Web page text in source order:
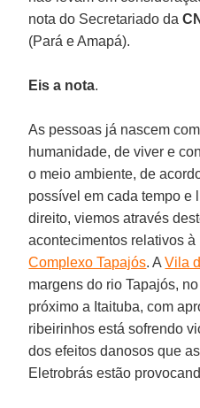
nota do Secretariado da
(Pará e Amapá).
Eis a nota.
As pessoas já nascem
humanidade, de viver e
o meio ambiente, de
possível em cada tempo e
direito, viemos através
acontecimentos relativos
Complexo Tapajós. AVila
margens do rio Tapajós,
próximo a Itaituba, com
ribeirinhos está sofrendo
dos efeitos danosos que
Eletrobrás estão